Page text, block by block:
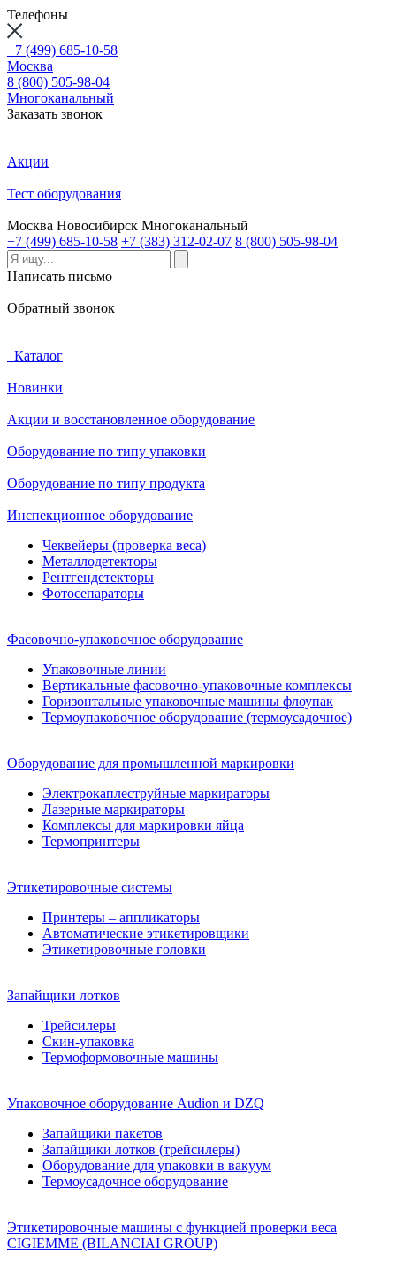
Телефоны
+7 (499) 685-10-58
Москва
8 (800) 505-98-04
Многоканальный
Заказать звонок
Акции
Тест оборудования
Москва Новосибирск Многоканальный
+7 (499) 685-10-58 +7 (383) 312-02-07 8 (800) 505-98-04
Написать письмо
Обратный звонок
Каталог
Новинки
Акции и восстановленное оборудование
Оборудование по типу упаковки
Оборудование по типу продукта
Инспекционное оборудование
Чеквейеры (проверка веса)
Металлодетекторы
Рентгендетекторы
Фотосепараторы
Фасовочно-упаковочное оборудование
Упаковочные линии
Вертикальные фасовочно-упаковочные комплексы
Горизонтальные упаковочные машины флоупак
Термоупаковочное оборудование (термоусадочное)
Оборудование для промышленной маркировки
Электрокаплеструйные маркираторы
Лазерные маркираторы
Комплексы для маркировки яйца
Термопринтеры
Этикетировочные системы
Принтеры – аппликаторы
Автоматические этикетировщики
Этикетировочные головки
Запайщики лотков
Трейсилеры
Скин-упаковка
Термоформовочные машины
Упаковочное оборудование Audion и DZQ
Запайщики пакетов
Запайщики лотков (трейсилеры)
Оборудование для упаковки в вакуум
Термоусадочное оборудование
Этикетировочные машины с функцией проверки веса
CIGIEMME (BILANCIAI GROUP)